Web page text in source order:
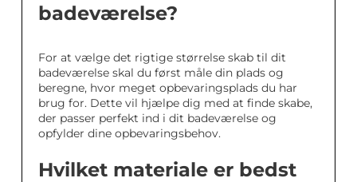
badeværelse?
For at vælge det rigtige størrelse skab til dit
badeværelse skal du først måle din plads og
beregne, hvor meget opbevaringsplads du har
brug for. Dette vil hjælpe dig med at finde skabe,
der passer perfekt ind i dit badeværelse og
opfylder dine opbevaringsbehov.
Hvilket materiale er bedst